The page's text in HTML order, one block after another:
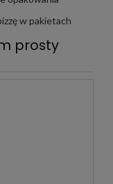
w pakietach
prosty